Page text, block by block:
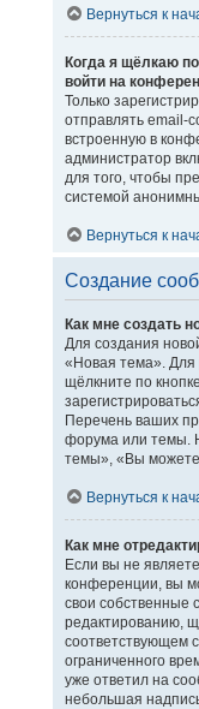
Вернуться к
Когда я щёлкаю
войти на
Только
отправлять email-
встроенную в
администратор
для того, чтобы
системой
Вернуться к
Создание
Как мне создать
Для создания
«Новая тема».
щёлкните по
Перечень ваших
форума или темы.
темы», «Вы можете
Вернуться к
Как мне
Если вы не
конференции, вы
свои собственные
редактированию,
соответствующем
ограниченного
уже ответил на
небольшая